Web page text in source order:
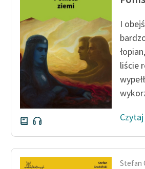
I
liście
Stefan